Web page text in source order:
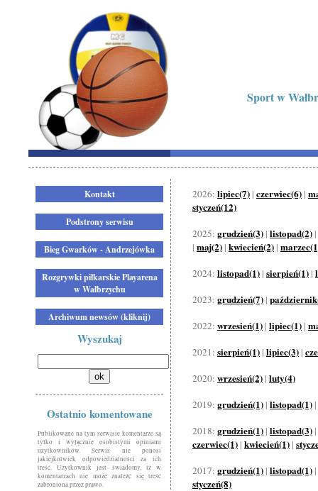
Sport w
Kontakt
Podstrony serwisu
Bieg Gwarków - Andrzejówka
Rozgrywki piłkarskie Playarena
w Wałbrzychu
Archiwum newsów (kliknij)
Wyszukaj
Ostatnio komentowane
Publikowane na tym serwisie komentarze są
tylko i wyłącznie osobistymi opiniami
użytkowników. Serwis nie ponosi
jakiejkolwiek odpowiedzialności za ich
treść. Użytkownik jest świadomy, iż w
komentarzach nie może znaleźć się treść
zabroniona przez prawo.
2026: lipiec(7) | czerwiec(6) |
styczeń(12)
2025: grudzień(3) | listopad(2) |
| maj(2) | kwiecień(2) |
2024: listopad(1) | sierpień(1) |
2023: grudzień(7) |
2022: wrzesień(1) | lipiec(1) |
2021: sierpień(1) | lipiec(3) |
2020: wrzesień(2) | luty(4)
2019: grudzień(1) | listopad(1) |
2018: grudzień(1) | listopad(3) |
czerwiec(1) | kwiecień(1) |
2017: grudzień(1) | listopad(1) |
styczeń(8)